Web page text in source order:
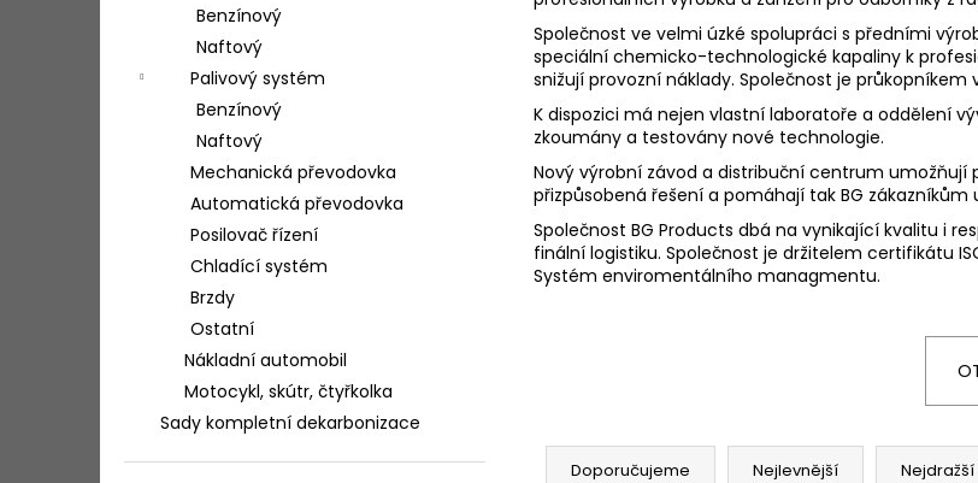
Benzínový
Naftový
Palivový systém
Benzínový
Naftový
Mechanická převodovka
Automatická převodovka
Posilovač řízení
Chladící systém
Brzdy
Ostatní
Nákladní automobil
Motocykl, skútr, čtyřkolka
Sady kompletní dekarbonizace
Společnost ve velmi úzké spolupráci s předními
speciální chemicko-technologické kapaliny k
snižují provozní náklady. Společnost je
K dispozici má nejen vlastní laboratoře a oddělení
zkoumány a testovány nové technologie.
Nový výrobní závod a distribuční centrum
přizpůsobená řešení a pomáhají tak BG
Společnost BG Products dbá na vynikající kvalitu i
finální logistiku. Společnost je držitelem certifikátu
Systém enviromentálního managmentu.
Ř
Doporučujeme Nejlevnější Nejdražší
BG 109 EPR ČISTIČ MOTORU
313 Kč
BG 511 UNIVERZÁLNÍ UTĚSŇOVAČ
CHLADÍCÍHO SYSTÉMU
169 Kč
BG
639